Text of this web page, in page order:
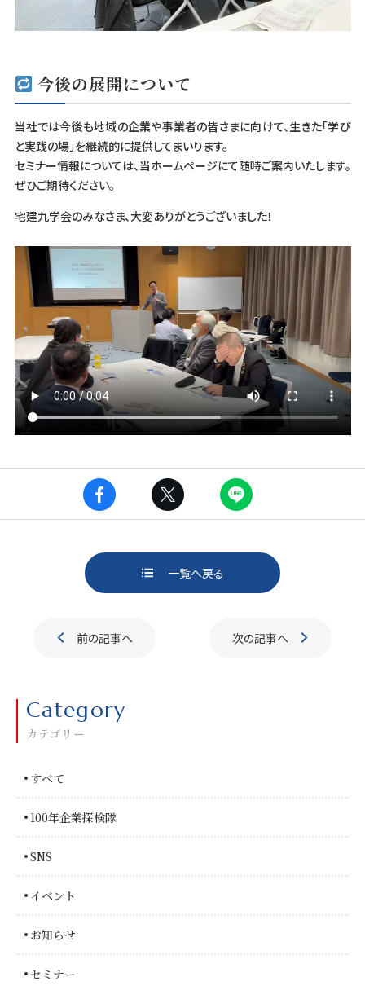
今後の展開について
当社では今後も地域の企業や事業者の皆さまに向けて、生きた「学び
と実践の場」を継続的に提供してまいります。
セミナー情報については、当ホームページにて随時ご案内いたします。
ぜひご期待ください。
宅建九学会のみなさま、大変ありがとうございました！
一覧へ戻る
前の記事へ 次の記事へ
Category
カテゴリー
すべて
100年企業探検隊
SNS
イベント
お知らせ
セミナー